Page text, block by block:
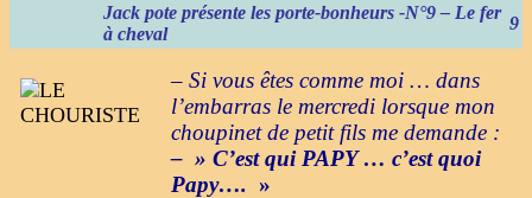
Jack pote présente les porte-bonheurs -N°9 – Le fer
à cheval
9
– Si vous êtes comme moi … dans
l’embarras le mercredi lorsque mon
choupinet de petit fils me demande :
– » C’est qui PAPY … c’est quoi
Papy…. »